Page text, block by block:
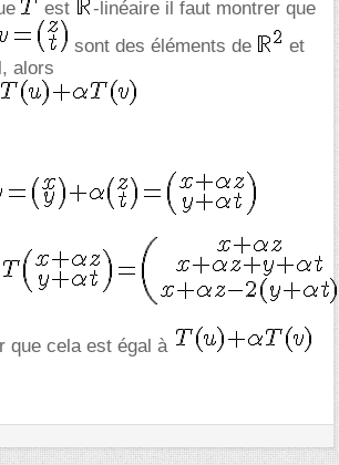
est
-linéaire il faut montrer que
sont des éléments de
et
alors
que cela est égal à